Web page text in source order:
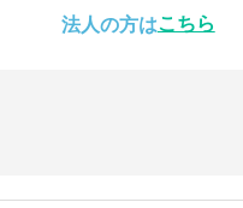
法人の方はこちら